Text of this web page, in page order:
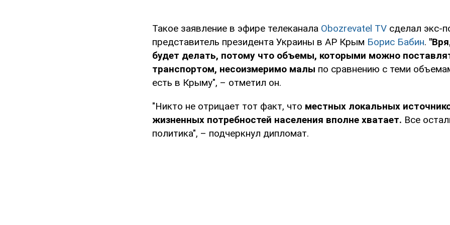
Такое заявление в эфире телеканала Obozrevatel TV сделал экс-
представитель президента Украины в АР Крым Борис Бабин.
будет делать, потому что объемы, которыми можно
транспортом, несоизмеримо малы по сравнению с теми
есть в Крыму", – отметил он.
"Никто не отрицает тот факт, что местных локальных
жизненных потребностей населения вполне хватает. Все
политика", – подчеркнул дипломат.